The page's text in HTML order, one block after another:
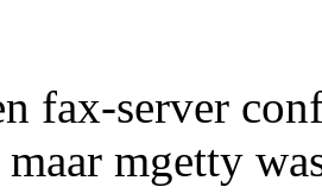
fax-server
mgetty